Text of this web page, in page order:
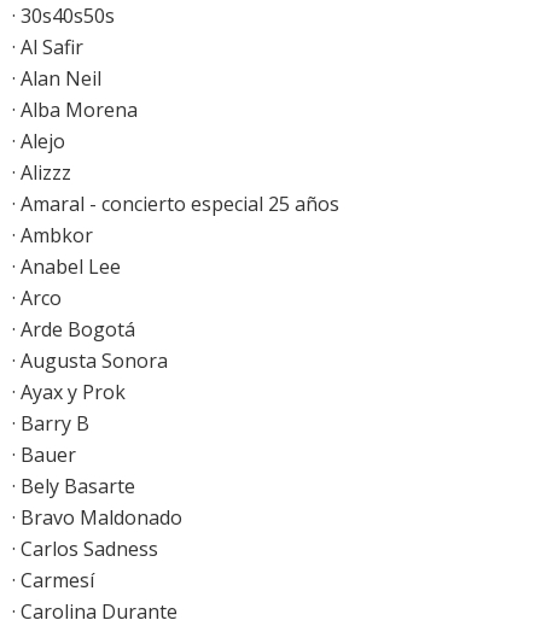
· 30s40s50s
· Al Safir
· Alan Neil
· Alba Morena
· Alejo
· Alizzz
· Amaral - concierto especial 25 años
· Ambkor
· Anabel Lee
· Arco
· Arde Bogotá
· Augusta Sonora
· Ayax y Prok
· Barry B
· Bauer
· Bely Basarte
· Bravo Maldonado
· Carlos Sadness
· Carmesí
· Carolina Durante